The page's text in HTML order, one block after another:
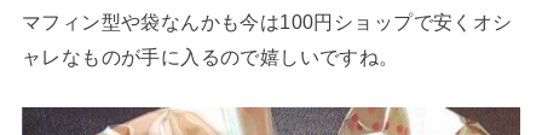
マフィン型や袋なんかも今は100円ショップで安くオシ
ャレなものが手に入るので嬉しいですね。